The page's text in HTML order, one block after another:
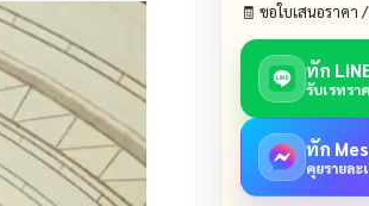
🧾 ขอใบเสนอราคา
ทัก
รับเรทรา
ทัก
คุยรายละ